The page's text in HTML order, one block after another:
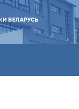
БЕЛАРУСЬ